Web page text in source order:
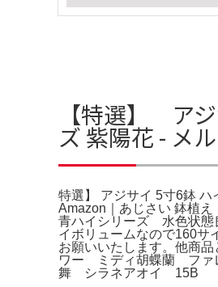
【特選】 ア
ズ 紫陽花 - メ
特選】 アジサイ 5寸6鉢
Amazon｜あじさい 鉢植
青ハイシリーズ 水色状態
イボリュームなので160サ
お願いいたします。他商
ワー ミディ胡蝶蘭 ファ
舞 シラネアオイ 15B